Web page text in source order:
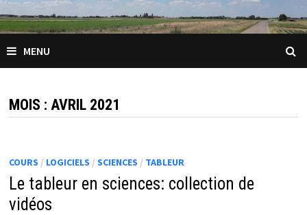
MENU
MOIS : AVRIL 2021
COURS / LOGICIELS / SCIENCES / TABLEUR
Le tableur en sciences: collection de
vidéos